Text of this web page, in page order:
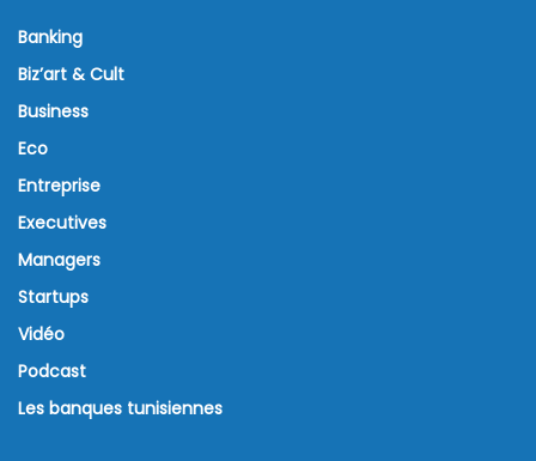
Banking
Biz’art & Cult
Business
Eco
Entreprise
Executives
Managers
Startups
Vidéo
Podcast
Les banques tunisiennes